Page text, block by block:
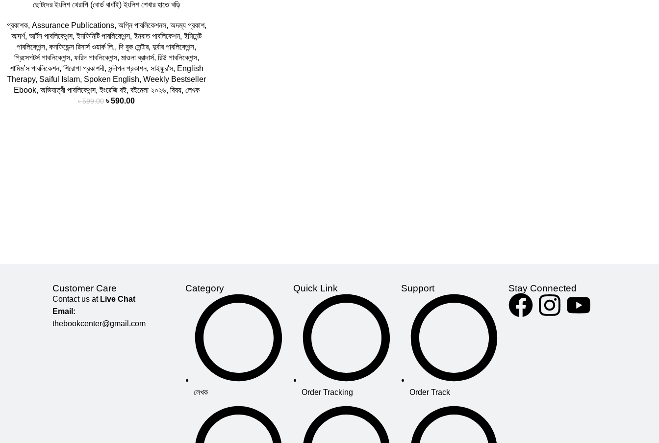
ছোটদের ইংলিশ থেরাপি (বোর্ড বাধাঁই) ইংলিশ শেখার হাতে খড়ি
প্রকাশক, Assurance Publications, অগ্নি পাবলিকেশনস, অদম্য প্রকাশ,
আদর্শ,আর্টস পাবলিকেশন্স,ইনফিনিটি পাবলিকেশন্স,ইনবাত পাবলিকেশন,ইমিনেন্ট
পাবলিকেশন্স,কনফিডেন্স রিসার্স ওয়ার্ক লি.,দি বুক সেন্টার,দুর্বার পাবলিকেশন্স,
প্রিসেপটর্স পাবলিকেশন্স, ফরিদ পাবলিকেশন্স, মাওলা ব্রাদার্স, রিউ পাবলিকেশন্স,
শামিম’স পাবলিকেশন, শিরোপা প্রকাশনী, সন্দীপন প্রকাশন, সাইফুর'স, English
Therapy, Saiful Islam, Spoken English,Weekly Bestseller
Ebook, অভিযাত্রী পাবলিকেশন্স,ইংরেজি বই, বইমেলা ২০২৬, বিষয়, লেখক
৳599.00 ৳590.00
Customer Care
Contact us at Live Chat
Email:
thebookcenter@gmail.com
Category
লেখক
Quick Link
Order Tracking
Support
Order Track
Stay Connected